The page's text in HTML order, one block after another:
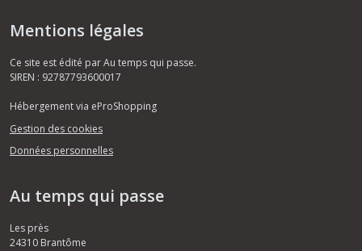
Mentions légales
Ce site est édité par Au temps qui passe.
SIREN : 92787793600017
Hébergement via eProShopping
Gestion des cookies
Données personnelles
Au temps qui passe
Les près
24310 Brantôme